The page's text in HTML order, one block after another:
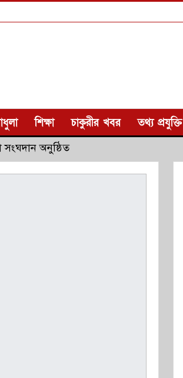
শিক্ষা চাকুরীর খবর তথ্য প্রযুক্তি
সংঘদান অনুষ্ঠিত